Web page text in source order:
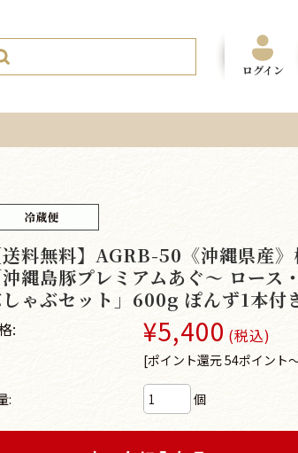
ログイン
送料無料】AGRB-50《沖縄県産》
沖縄島豚プレミアムあぐ～ ロース
ゃぶセット」600g ぽんず1本付
: ¥5,400 (税込)
[ポイント還元 54ポイント
: 個